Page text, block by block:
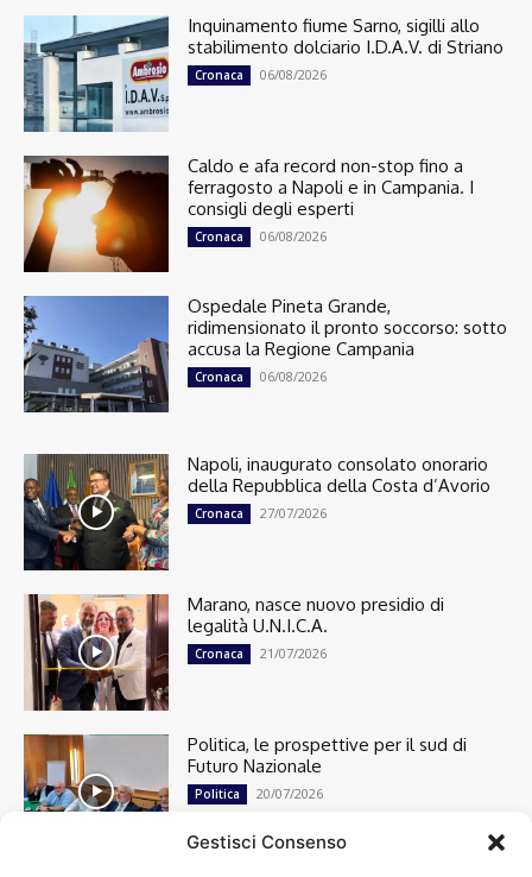
Gestisci Consenso
Inquinamento fiume Sarno, sigilli allo
stabilimento dolciario I.D.A.V. di Striano
Cronaca 06/08/2026
Caldo e afa record non-stop fino a
ferragosto a Napoli e in Campania. I
consigli degli esperti
Cronaca 06/08/2026
Ospedale Pineta Grande,
ridimensionato il pronto soccorso: sotto
accusa la Regione Campania
Cronaca 06/08/2026
Napoli, inaugurato consolato onorario
della Repubblica della Costa d’Avorio
Cronaca 27/07/2026
Marano, nasce nuovo presidio di
legalità U.N.I.C.A.
Cronaca 21/07/2026
Politica, le prospettive per il sud di
Futuro Nazionale
Politica 20/07/2026